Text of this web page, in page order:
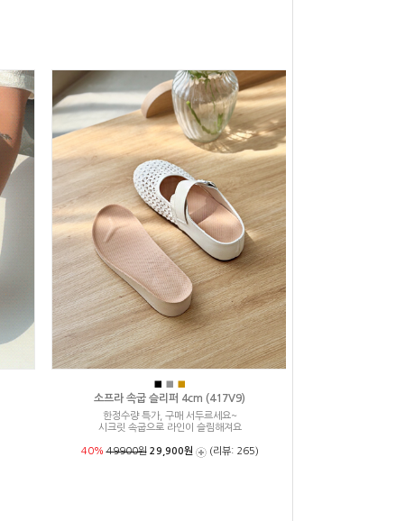
■ ■ ■
소프라 속굽 슬리퍼 4cm (417V9)
한정수량 특가, 구매 서두르세요~
시크릿 속굽으로 라인이 슬림해져요
40%49900원 29,900원 (리뷰: 265)